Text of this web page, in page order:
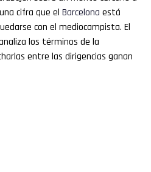
cifra que el Barcelona está
con el mediocampista. El
los términos de la
entre las dirigencias ganan